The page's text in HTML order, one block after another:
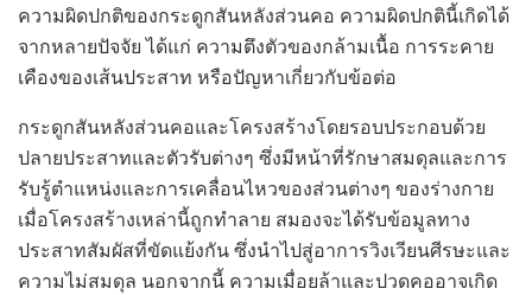
ความผิดปกติของกระดูกสันหลังส่วนคอ ความผิดปกตินี้เกิดได้
จากหลายปัจจัย ได้แก่ ความตึงตัวของกล้ามเนื้อ การระคาย
เคืองของเส้นประสาท หรือปัญหาเกี่ยวกับข้อต่อ
กระดูกสันหลังส่วนคอและโครงสร้างโดยรอบประกอบด้วย
ปลายประสาทและตัวรับต่างๆ ซึ่งมีหน้าที่รักษาสมดุลและการ
รับรู้ตำแหน่งและการเคลื่อนไหวของส่วนต่างๆ ของร่างกาย
เมื่อโครงสร้างเหล่านี้ถูกทำลาย สมองจะได้รับข้อมูลทาง
ประสาทสัมผัสที่ขัดแย้งกัน ซึ่งนำไปสู่อาการวิงเวียนศีรษะและ
ความไม่สมดุล นอกจากนี้ ความเมื่อยล้าและปวดคออาจเกิด